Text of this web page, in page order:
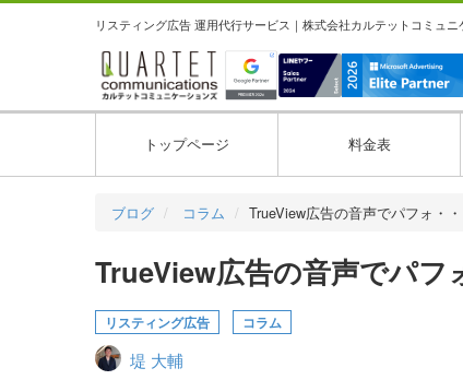
リスティング広告 運用代行サービス｜株式会社カルテットコミュ
トップページ 料金表
ブログ コラム TrueView広告の音声でパフォ・・
TrueView広告の音声でパ
リスティング広告 コラム
堤 大輔